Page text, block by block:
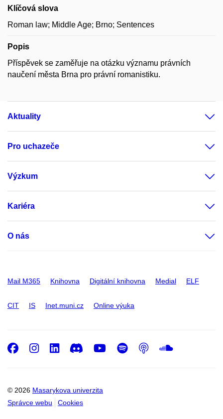
Klíčová slova
Roman law; Middle Age; Brno; Sentences
Popis
Příspěvek se zaměřuje na otázku významu právních
naučení města Brna pro právní romanistiku.
Aktuality
Pro uchazeče
Výzkum
Kariéra
O nás
Mail M365 Knihovna Digitální knihovna Medial ELF
CIT IS Inet.muni.cz Online výuka
© 2026 Masarykova univerzita
Správce webu
Cookies
Facebook
Instagram
LinkedIn
DiscordYoutube
Spotify
Podcast